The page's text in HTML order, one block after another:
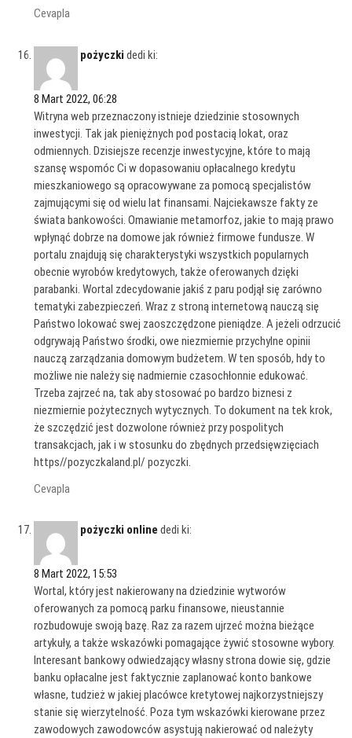
Cevapla
pożyczki dedi ki:
8 Mart 2022, 06:28
Witryna web przeznaczony istnieje dziedzinie stosownych
inwestycji. Tak jak pieniężnych pod postacią lokat, oraz
odmiennych. Dzisiejsze recenzje inwestycyjne, które to mają
szansę wspomóc Ci w dopasowaniu opłacalnego kredytu
mieszkaniowego są opracowywane za pomocą specjalistów
zajmującymi się od wielu lat finansami. Najciekawsze fakty ze
świata bankowości. Omawianie metamorfoz, jakie to mają prawo
wpłynąć dobrze na domowe jak również firmowe fundusze. W
portalu znajdują się charakterystyki wszystkich popularnych
obecnie wyrobów kredytowych, także oferowanych dzięki
parabanki. Wortal zdecydowanie jakiś z paru podjął się zarówno
tematyki zabezpieczeń. Wraz z stroną internetową nauczą się
Państwo lokować swej zaoszczędzone pieniądze. A jeżeli odrzucić
odgrywają Państwo środki, owe niezmiernie przychylne opinii
nauczą zarządzania domowym budżetem. W ten sposób, hdy to
możliwe nie należy się nadmiernie czasochłonnie edukować.
Trzeba zajrzeć na, tak aby stosować po bardzo biznesi z
niezmiernie pożytecznych wytycznych. To dokument na tek krok,
że szczędzić jest dozwolone również przy pospolitych
transakcjach, jak i w stosunku do zbędnych przedsięwzięciach
https//pozyczkaland.pl/ pozyczki.
Cevapla
pożyczki online dedi ki:
8 Mart 2022, 15:53
Wortal, który jest nakierowany na dziedzinie wytworów
oferowanych za pomocą parku finansowe, nieustannie
rozbudowuje swoją bazę. Raz za razem ujrzeć można bieżące
artykuły, a także wskazówki pomagające żywić stosowne wybory.
Interesant bankowy odwiedzający własny strona dowie się, gdzie
banku opłacalne jest faktycznie zaplanować konto bankowe
własne, tudzież w jakiej placówce kretytowej najkorzystniejszy
stanie się wierzytelność. Poza tym wskazówki kierowane przez
zawodowych zawodowców asystują nakierować od należyty